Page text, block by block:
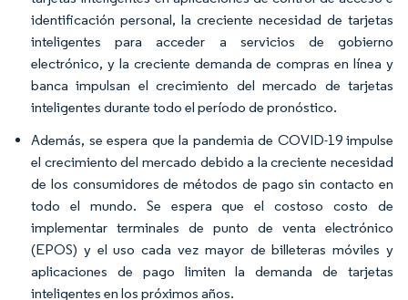
identificación personal, la creciente necesidad de tarjetas
inteligentes para acceder a servicios de gobierno
electrónico, y la creciente demanda de compras en línea y
banca impulsan el crecimiento del mercado de tarjetas
inteligentes durante todo el período de pronóstico.
Además, se espera que la pandemia de COVID-19 impulse
el crecimiento del mercado debido a la creciente necesidad
de los consumidores de métodos de pago sin contacto en
todo el mundo. Se espera que el costoso costo de
implementar terminales de punto de venta electrónico
(EPOS) y el uso cada vez mayor de billeteras móviles y
aplicaciones de pago limiten la demanda de tarjetas
inteligentes en los próximos años.